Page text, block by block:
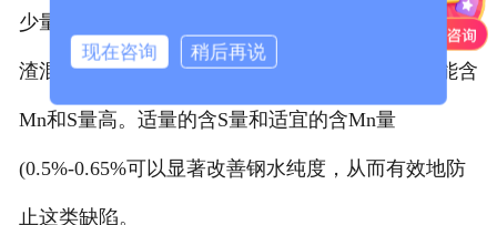
少量熔渣，金相研究表明，此缺陷是由MnS偏析与熔
渣混合而成，原因是浇注温度低，同时钢水中可能含
Mn和S量高。适量的含S量和适宜的含Mn量
(0.5%-0.65%可以显著改善钢水纯度，从而有效地防
止这类缺陷。
现在咨询 稍后再说